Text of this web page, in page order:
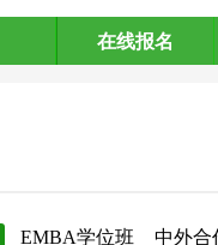
在线报名
EMBA学位班 中外合